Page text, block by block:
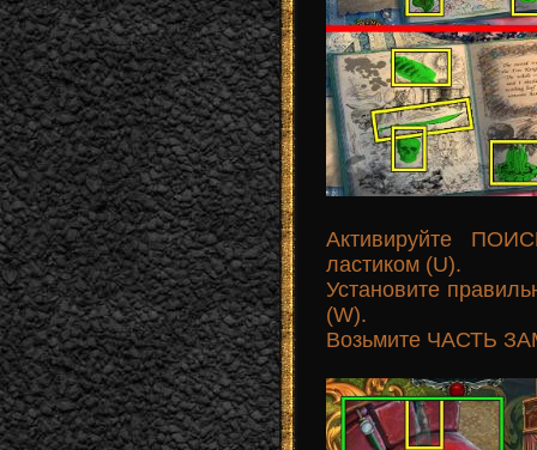
Активируйте
ластиком (U).
Установите
(W).
Возьмите ЧАСТЬ